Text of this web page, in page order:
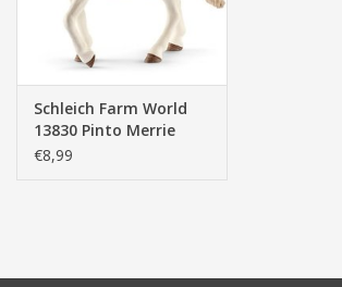
Baby & Peuter
Speelgoed & hobby
Cadeau & feest
Schleich Farm World
13830 Pinto Merrie
€8,99